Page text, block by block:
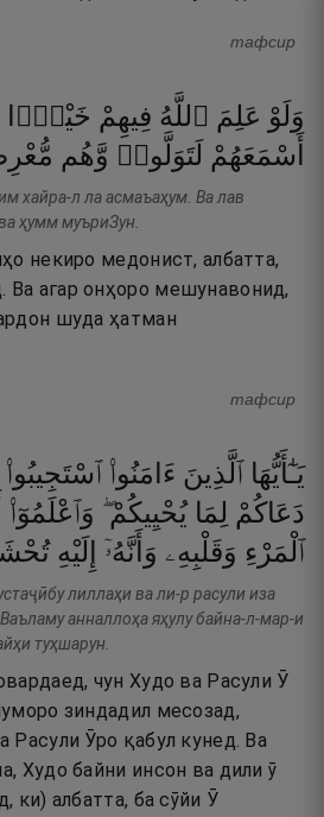
тафсир
وَلَوْ عَلِمَ ٱللَّهُ فِيهِمْ خَيْرًۭا
أَسْمَعَهُمْ لَتَوَلَّوا۟ وَّهُم
хайра-л ла асмаъаҳум. Ва лав
ҳумм муъриЗун.
некиро медонист, албатта,
агар онҳоро мешунавонид,
шуда ҳатман
тафсир
يَـٰٓأَيُّهَا ٱلَّذِينَ ءَامَنُوا۟ ٱسْتَجِيبُوا۟
دَعَاكُمْ لِمَا يُحْيِيكُمْ ۖ وَٱعْلَمُوٓا۟
ٱلْمَرْءِ وَقَلْبِهِۦ وَأَنَّهُۥٓ إِلَيْهِ
лиллаҳи ва ли-р расули иза
анналлоҳа яҳулу байна-л-мар-и
туҳшарун.
чун Худо ва Расули Ӯ
зиндадил месозад,
Расули Ӯро қабул кунед. Ва
Худо байни инсон ва дили ӯ
ки) албатта, ба сӯйи Ӯ